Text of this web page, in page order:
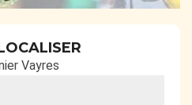
Vayres